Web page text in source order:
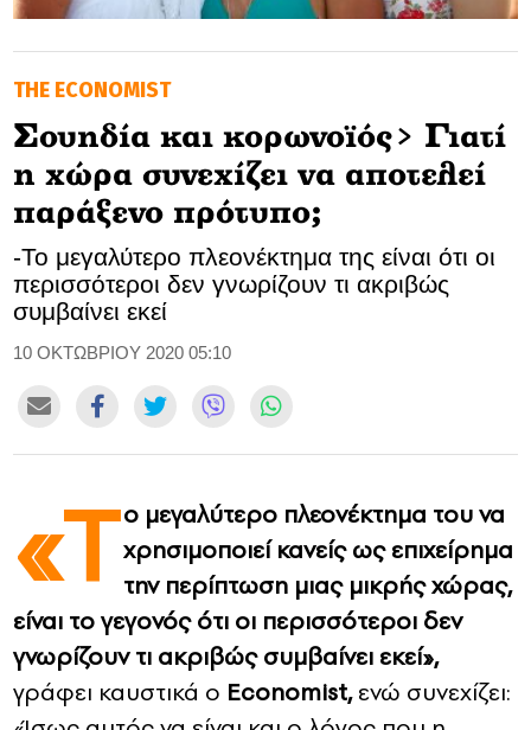
SOOZIE’S FRIENDS
CULTURE
TASTELAND
TECH
HEALTH
MEDIALAND
DRIVE
DIA Y NOCHE
CONTACT
ADVERTISE
THE ECONOMIST
Σουηδία και κορωνοϊός> Γιατί
η χώρα συνεχίζει να αποτελεί
παράξενο πρότυπο;
-Το μεγαλύτερο πλεονέκτημα της είναι ότι οι
περισσότεροι δεν γνωρίζουν τι ακριβώς
συμβαίνει εκεί
10 ΟΚΤΩΒΡΙΟΥ 2020 05:10
«Τ ο μεγαλύτερο πλεονέκτημα του να
χρησιμοποιεί κανείς ως επιχείρημα
την περίπτωση μιας μικρής χώρας,
είναι το γεγονός ότι οι περισσότεροι δεν
γνωρίζουν τι ακριβώς συμβαίνει εκεί»,
γράφει καυστικά ο Economist,ενώ συνεχίζει: